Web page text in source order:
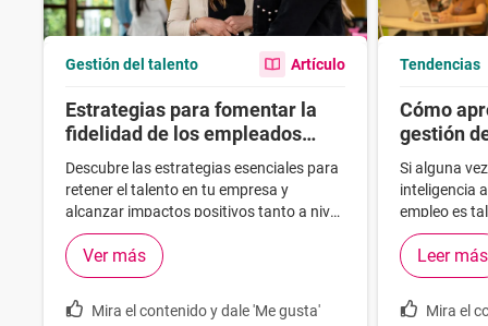
Gestión del talento Artículo
Estrategias para fomentar la
fidelidad de los empleados
hacia tu empresa
Descubre las estrategias esenciales para
retener el talento en tu empresa y
alcanzar impactos positivos tanto a nivel
económico como operativo.
Ver más
Mira el contenido y dale 'Me gusta'
Tendencias
Cómo
gestión
Si alguna
inteligencia
empleo es
potencial
Leer más
Mira el